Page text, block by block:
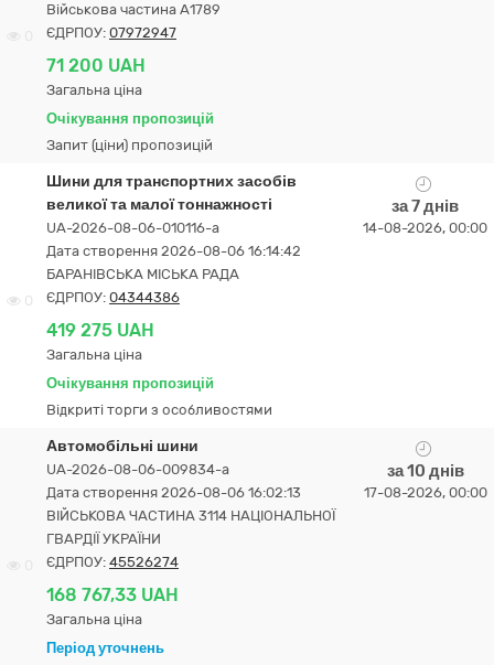
Військова частина А1789
ЄДРПОУ: 07972947
71 200 UAH
Загальна ціна
Очікування пропозицій
Запит (ціни) пропозицій
0
Шини для транспортних засобів
великої та малої тоннажності
UA-2026-08-06-010116-a
Дата створення 2026-08-06 16:14:42
БАРАНІВСЬКА МІСЬКА РАДА
ЄДРПОУ: 04344386
419 275 UAH
Загальна ціна
Очікування пропозицій
Відкриті торги з особливостями
за 7 днів
14-08-2026, 00:00
Автомобільні шини
UA-2026-08-06-009834-a
Дата створення 2026-08-06 16:02:13
ВІЙСЬКОВА ЧАСТИНА 3114 НАЦІОНАЛЬНОЇ
ГВАРДІЇ УКРАЇНИ
ЄДРПОУ: 45526274
168 767,33 UAH
Загальна ціна
Період уточнень
за 10 днів
17-08-2026, 00:00